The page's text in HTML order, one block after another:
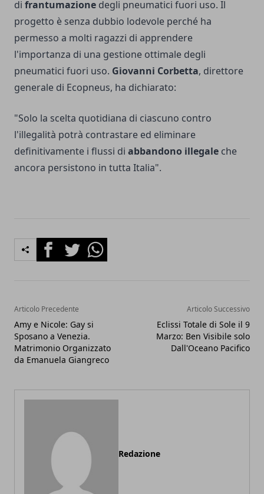
di frantumazione degli pneumatici fuori uso. Il
progetto è senza dubbio lodevole perché ha
permesso a molti ragazzi di apprendere
l'importanza di una gestione ottimale degli
pneumatici fuori uso. Giovanni Corbetta, direttore
generale di Ecopneus, ha dichiarato:
"Solo la scelta quotidiana di ciascuno contro
l'illegalità potrà contrastare ed eliminare
definitivamente i flussi di abbandono illegale che
ancora persistono in tutta Italia".
FacebookTwitterWhatsapp
Articolo Precedente
Amy e Nicole: Gay si
Sposano a Venezia.
Matrimonio Organizzato
da Emanuela Giangreco
Articolo Successivo
Eclissi Totale di Sole il 9
Marzo: Ben Visibile solo
Dall'Oceano Pacifico
Redazione